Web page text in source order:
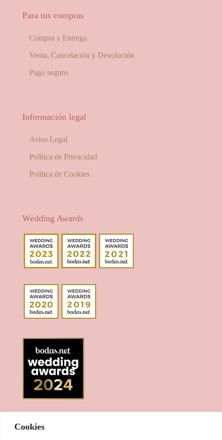
Cookies
Para tus compras
Compra y Entrega
Venta, Cancelación y Devolución
Pago seguro
Información legal
Aviso Legal
Política de Privacidad
Política de Cookies
Wedding Awards